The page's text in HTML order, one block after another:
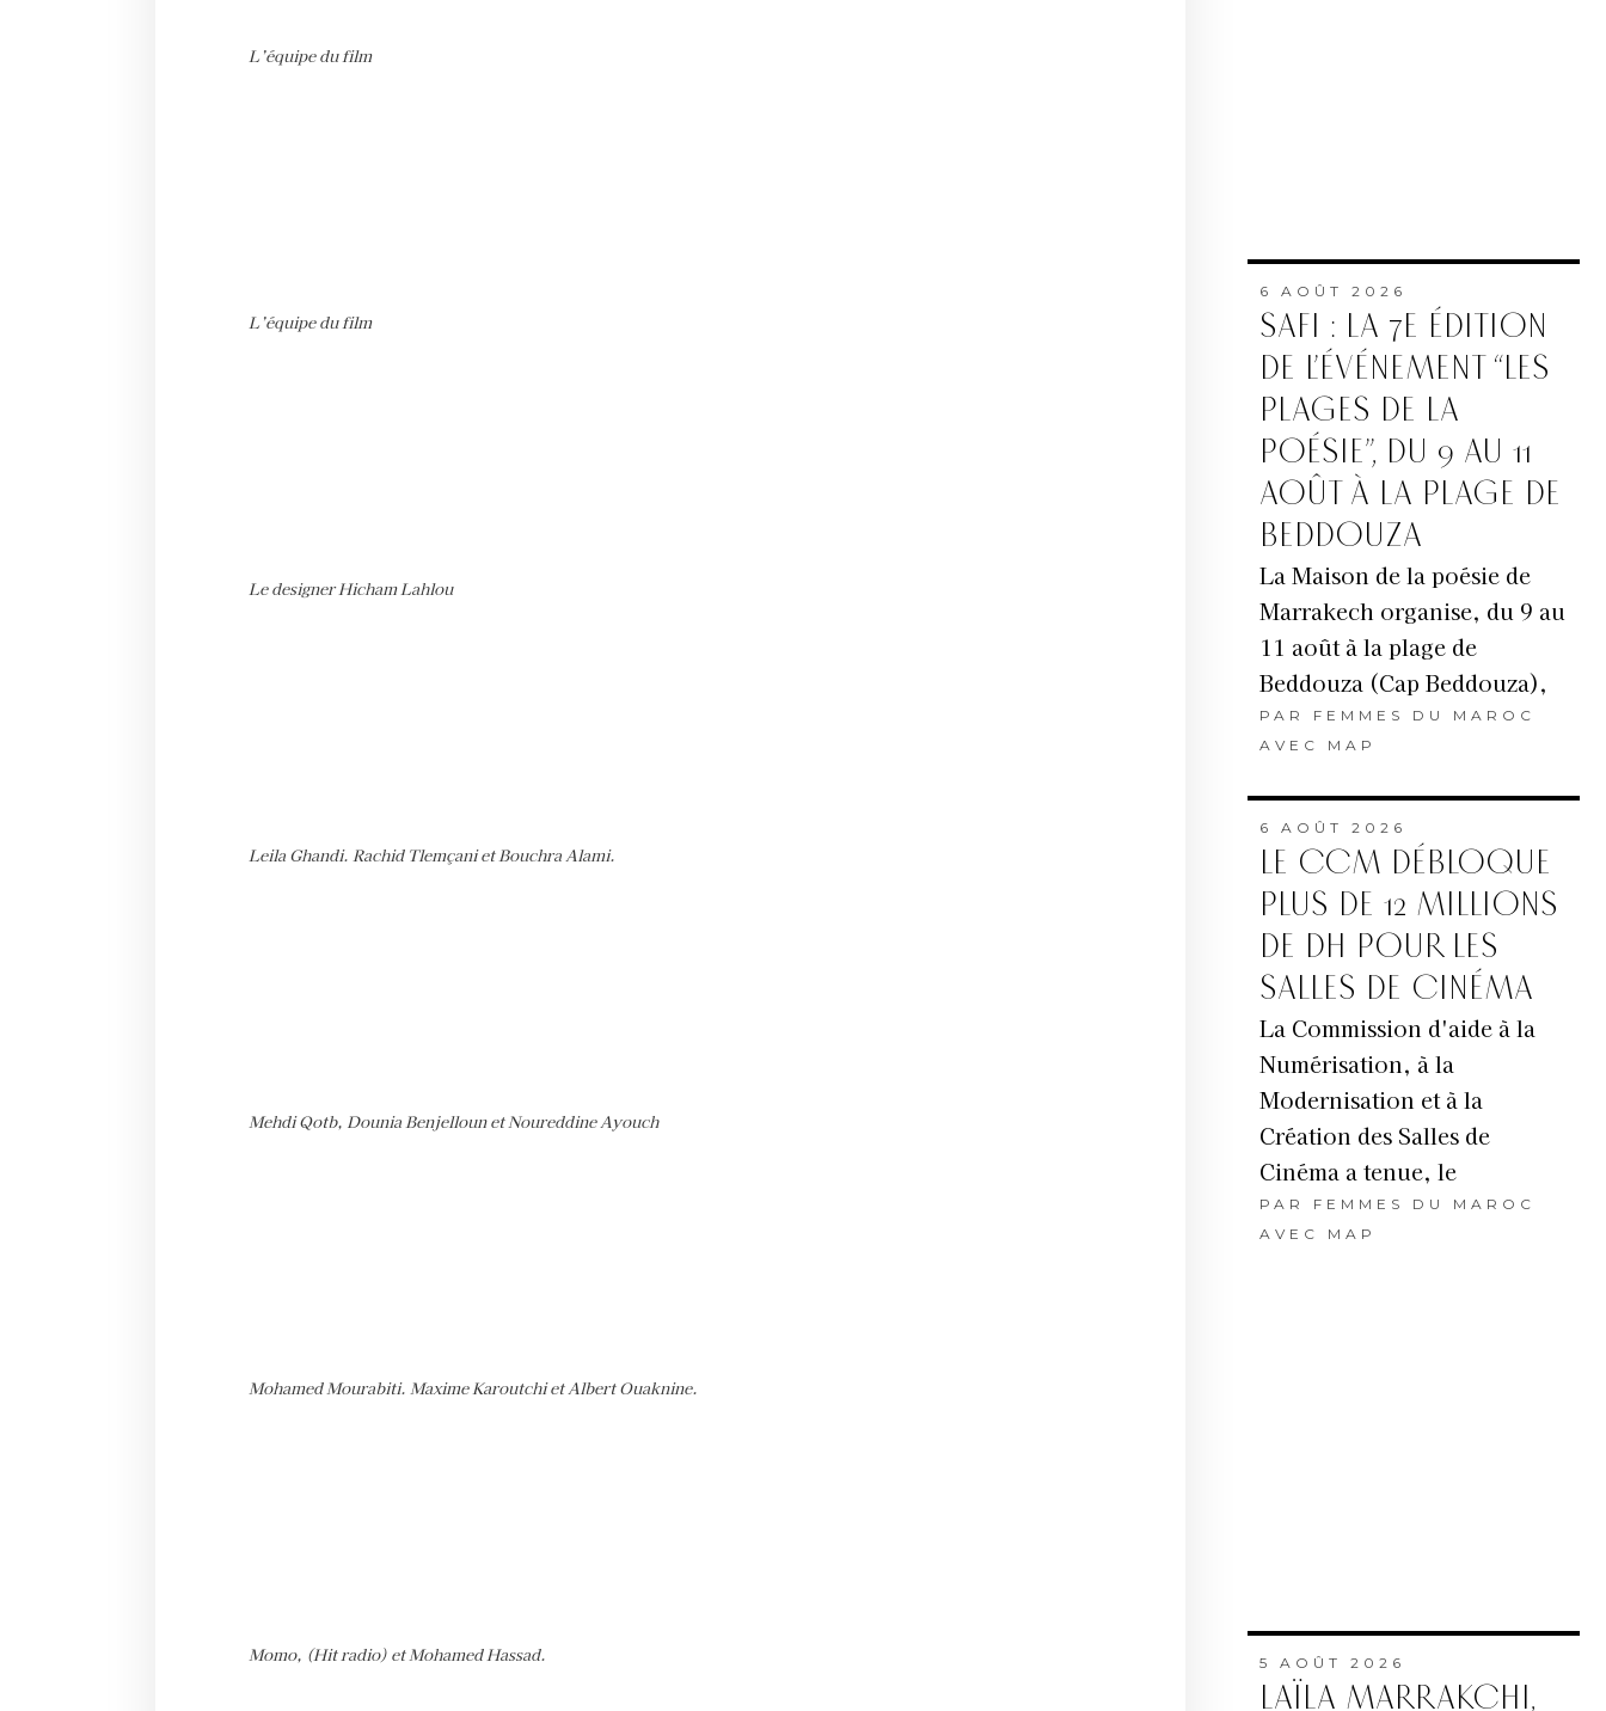
L’équipe du film
L’équipe du film
Le designer Hicham Lahlou
Leila Ghandi. Rachid Tlemçani et Bouchra Alami.
Mehdi Qotb, Dounia Benjelloun et Noureddine Ayouch
Mohamed Mourabiti. Maxime Karoutchi et Albert Ouaknine.
Momo, (Hit radio) et Mohamed Hassad.
6 AOÛT 2026
SAFI : LA 7E ÉDITION
DE L’ÉVÉNEMENT “LES
PLAGES DE LA
POÉSIE”, DU 9 AU 11
AOÛT À LA PLAGE DE
BEDDOUZA
La Maison de la poésie de
Marrakech organise, du 9 au
11 août à la plage de
Beddouza (Cap Beddouza),
PAR FEMMES DU MAROC
AVEC MAP
6 AOÛT 2026
LE CCM DÉBLOQUE
PLUS DE 12 MILLIONS
DE DH POUR LES
SALLES DE CINÉMA
La Commission d'aide à la
Numérisation, à la
Modernisation et à la
Création des Salles de
Cinéma a tenue, le
PAR FEMMES DU MAROC
AVEC MAP
5 AOÛT 2026
LAÏLA MARRAKCHI,